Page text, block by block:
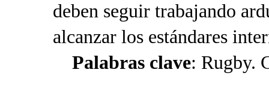
deben seguir trabajando
alcanzar los estándares
Palabras clave: Rugby.